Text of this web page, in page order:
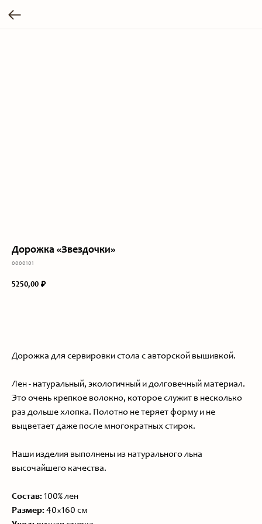
Дорожка «Звездочки»
0000101
5250,00 ₽
Дорожка для сервировки стола с авторской вышивкой.
Лен - натуральный, экологичный и долговечный материал.
Это очень крепкое волокно, которое служит в несколько
раз дольше хлопка. Полотно не теряет форму и не
выцветает даже после многократных стирок.
Наши изделия выполнены из натурального льна
высочайшего качества.
Состав:100% лен
Размер:40×160 см